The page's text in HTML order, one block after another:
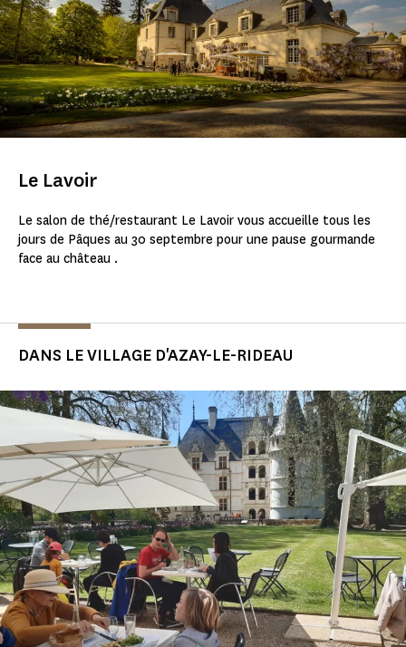
Le Lavoir
Le salon de thé/restaurant Le Lavoir vous accueille tous les
jours de Pâques au 30 septembre pour une pause gourmande
face au château .
DANS LE VILLAGE D'AZAY-LE-RIDEAU